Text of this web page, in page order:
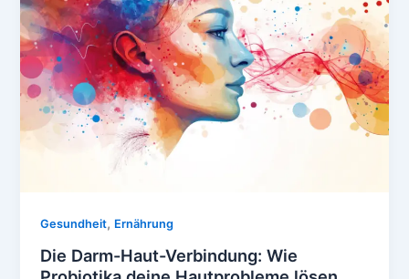
Fotoshootings
trinken
–
für
MAKELLOSE
Haut
Gesundheit, Ernährung
Die Darm-Haut-Verbindung: Wie